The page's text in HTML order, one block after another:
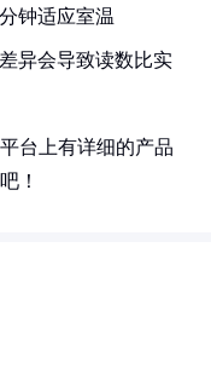
钟适应室温
异会导致读数比实
台上有详细的产品
！